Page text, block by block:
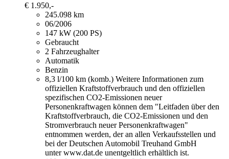
€ 1.950,-
245.098 km
06/2006
147 kW (200 PS)
Gebraucht
2 Fahrzeughalter
Automatik
Benzin
8,3 l/100 km (komb.) Weitere Informationen zum
offiziellen Kraftstoffverbrauch und den offiziellen
spezifischen CO2-Emissionen neuer
Personenkraftwagen können dem "Leitfaden über den
Kraftstoffverbrauch, die CO2-Emissionen und den
Stromverbrauch neuer Personenkraftwagen"
entnommen werden, der an allen Verkaufsstellen und
bei der Deutschen Automobil Treuhand GmbH
unter www.dat.de unentgeltlich erhältlich ist.